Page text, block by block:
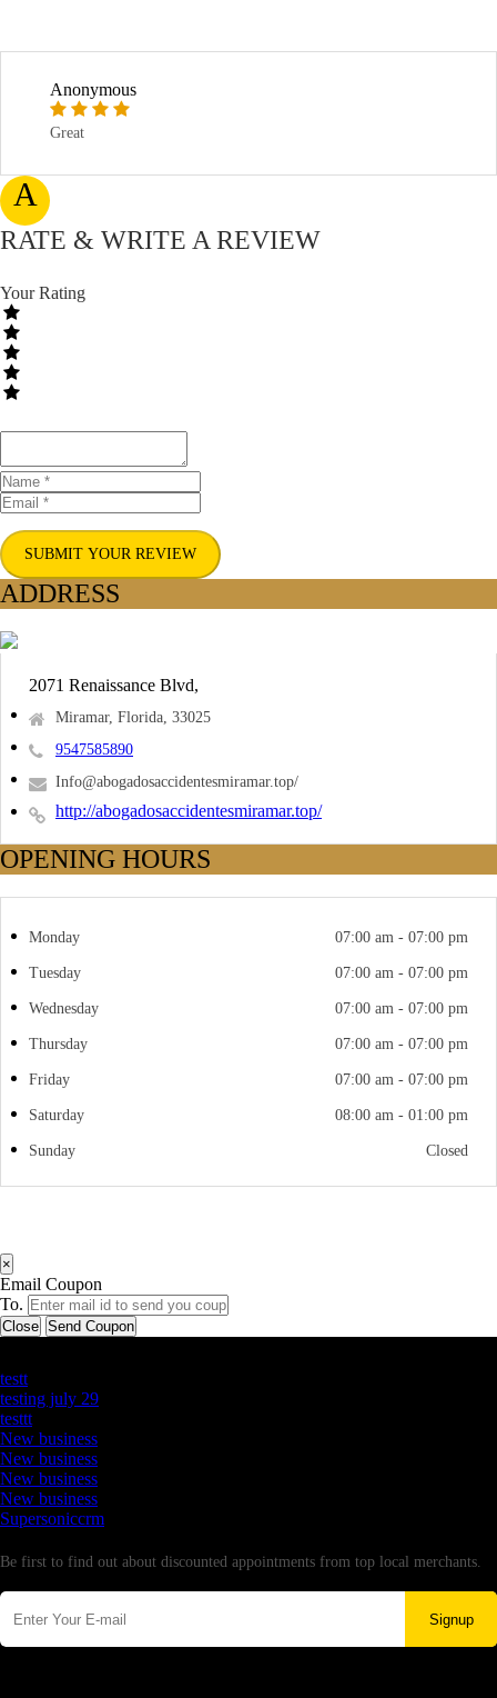
A
Anonymous
Great
RATE & WRITE A REVIEW
Your Rating
SUBMIT YOUR REVIEW
ADDRESS
2071 Renaissance Blvd,
Miramar, Florida, 33025
9547585890
Info@abogadosaccidentesmiramar.top/
http://abogadosaccidentesmiramar.top/
OPENING HOURS
Monday 07:00 am - 07:00 pm
Tuesday 07:00 am - 07:00 pm
Wednesday 07:00 am - 07:00 pm
Thursday 07:00 am - 07:00 pm
Friday 07:00 am - 07:00 pm
Saturday 08:00 am - 01:00 pm
Sunday Closed
×
Email Coupon
To.
Close Send Coupon
testt
testing july 29
testtt
New business
New business
New business
New business
Supersoniccrm
Be first to find out about discounted appointments from top local merchants.
Signup